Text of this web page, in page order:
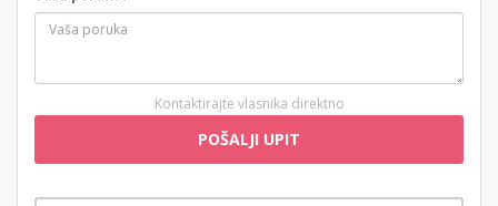
Kontaktirajte vlasnika direktno
POŠALJI UPIT